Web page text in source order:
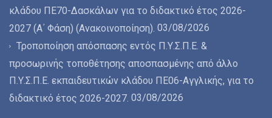
κλάδου ΠΕ70-Δασκάλων για το διδακτικό έτος 2026-
2027 (Α΄ Φάση) (Ανακοινοποίηση). 03/08/2026
Τροποποίηση απόσπασης εντός Π.Υ.Σ.Π.Ε. &
προσωρινής τοποθέτησης αποσπασμένης από άλλο
Π.Υ.Σ.Π.Ε. εκπαιδευτικών κλάδου ΠΕ06-Αγγλικής, για το
διδακτικό έτος 2026-2027. 03/08/2026